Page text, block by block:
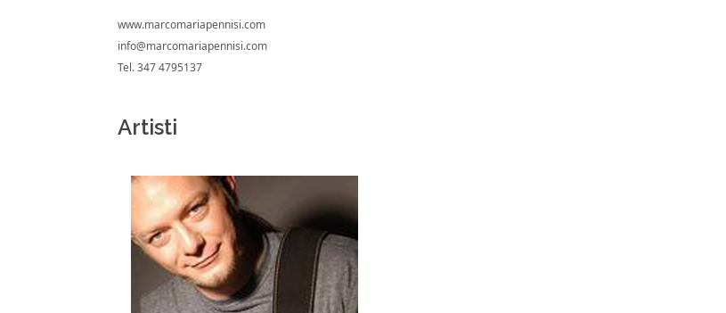
www.marcomariapennisi.com
info@marcomariapennisi.com
Tel. 347 4795137
Artisti